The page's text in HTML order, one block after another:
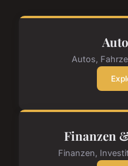
Autos,
Finanzen
Finanzen,